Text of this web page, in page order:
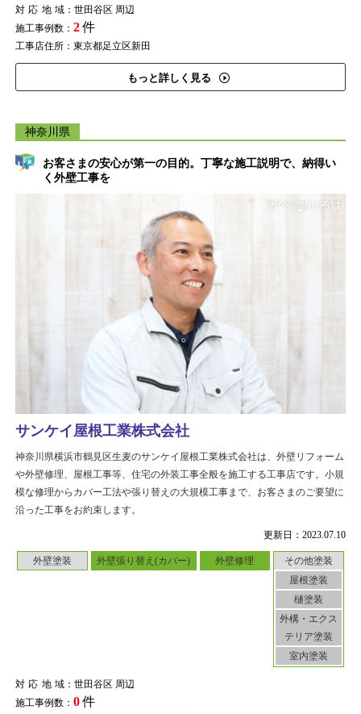
対応地域：世田谷区 周辺
施工事例数： 2件
工事店住所：東京都足立区新田
もっと詳しく見る
神奈川県
お客さまの安心が第一の目的。丁寧な施工説明で、納得い
く外壁工事を
更新日：2023.07.10
外壁塗装 外壁張り替え(カバー) 外壁修理
その他塗装
屋根塗装
樋塗装
外構・エクス
テリア塗装
室内塗装
対応地域：世田谷区 周辺
施工事例数： 0件
サンケイ屋根工業株式会社
神奈川県横浜市鶴見区生麦のサンケイ屋根工業株式会社は、外壁リフォーム
や外壁修理、屋根工事等、住宅の外装工事全般を施工する工事店です。小規
模な修理からカバー工法や張り替えの大規模工事まで、お客さまのご要望に
沿った工事をお約束します。